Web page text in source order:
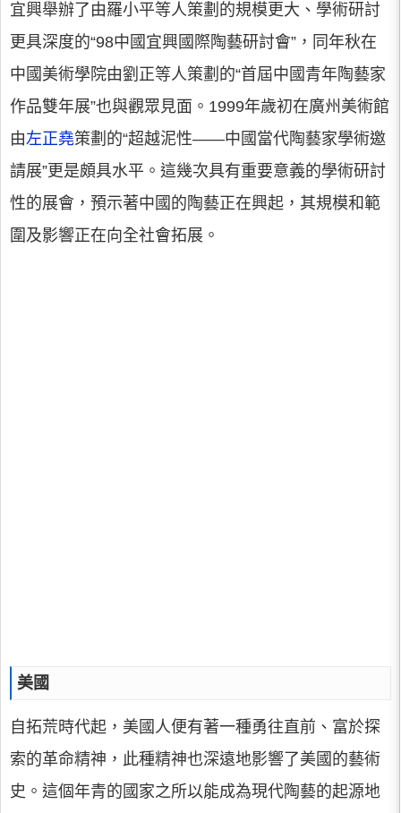
宜興舉辦了由羅小平等人策劃的規模更大、學術研討
更具深度的“98中國宜興國際陶藝研討會”，同年秋在
中國美術學院由劉正等人策劃的“首屆中國青年陶藝家
作品雙年展”也與觀眾見面。1999年歲初在廣州美術館
由左正堯策劃的“超越泥性——中國當代陶藝家學術邀
請展”更是頗具水平。這幾次具有重要意義的學術研討
性的展會，預示著中國的陶藝正在興起，其規模和範
圍及影響正在向全社會拓展。
美國
自拓荒時代起，美國人便有著一種勇往直前、富於探
索的革命精神，此種精神也深遠地影響了美國的藝術
史。這個年青的國家之所以能成為現代陶藝的起源地